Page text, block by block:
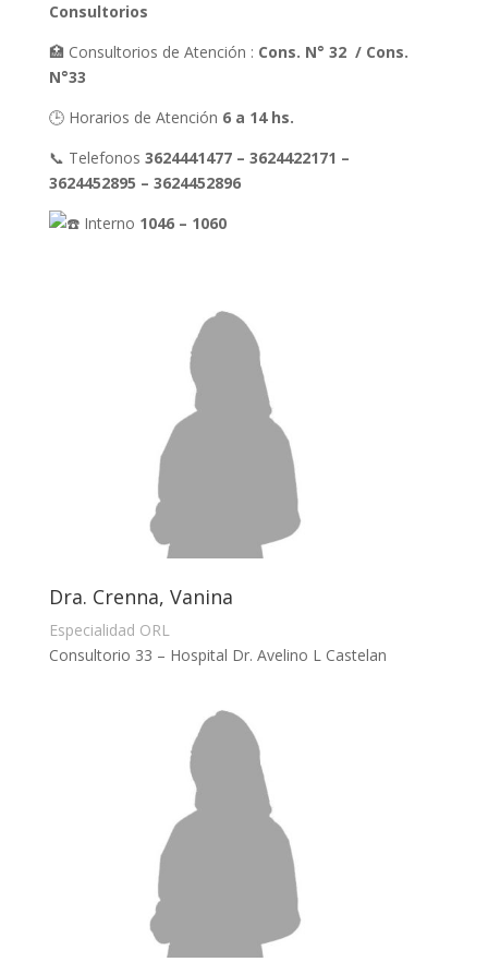
Consultorios
🏥 Consultorios de Atención : Cons. N° 32 / Cons.
N°33
🕒 Horarios de Atención 6 a 14 hs.
📞 Telefonos 3624441477 – 3624422171 –
3624452895 – 3624452896
Interno 1046 – 1060
Dra. Crenna, Vanina
Especialidad ORL
Consultorio 33 – Hospital Dr. Avelino L Castelan